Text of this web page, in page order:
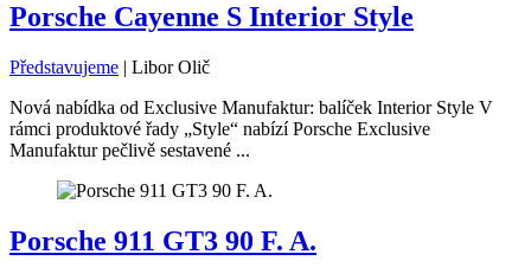
Porsche Cayenne S Interior Style
Představujeme | Libor Olič
Nová nabídka od Exclusive Manufaktur: balíček Interior Style V
rámci produktové řady „Style“ nabízí Porsche Exclusive
Manufaktur pečlivě sestavené ...
Porsche 911 GT3 90 F. A.